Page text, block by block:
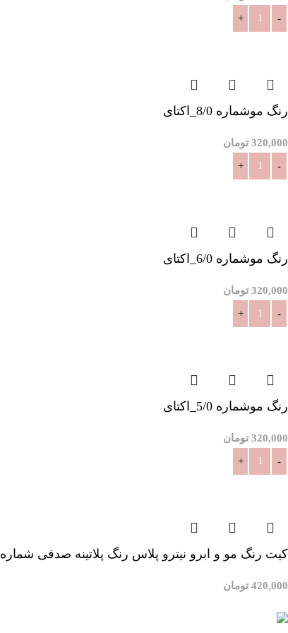
رنگ موشماره 8/0_اکتای
320,000 تومان
رنگ موشماره 6/0_اکتای
320,000 تومان
رنگ موشماره 5/0_اکتای
320,000 تومان
کیت رنگ مو و ابرو نیترو پلاس رنگ پلاتینه صدفی شماره 309
420,000 تومان